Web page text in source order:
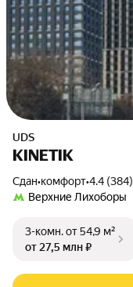
UDS
KINETIK
Сдан•комфорт•4.4 (384)
Верхние Лихоборы
3-комн.от 54,9 м²
от 27,5 млн ₽